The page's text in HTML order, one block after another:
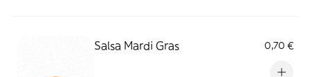
Salsa Mardi Gras 0,70 €